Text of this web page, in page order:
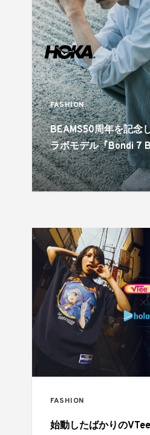
FASHION
BEAMS50周年を記念
ラボモデル『Bondi 7
FASHION
始動したばかりの